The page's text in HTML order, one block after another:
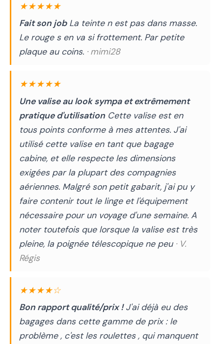
★★★★★
Fait son jobLa teinte n est pas dans masse.
Le rouge s en va si frottement. Par petite
plaque au coins. · mimi28
★★★★★
Une valise au look sympa et extrêmement
pratique d'utilisation Cette valise est en
tous points conforme à mes attentes. J'ai
utilisé cette valise en tant que bagage
cabine, et elle respecte les dimensions
exigées par la plupart des compagnies
aériennes. Malgré son petit gabarit, j'ai pu y
faire contenir tout le linge et l'équipement
nécessaire pour un voyage d'une semaine. A
noter toutefois que lorsque la valise est très
pleine, la poignée télescopique ne peu · V.
Régis
★★★★☆
Bon rapport qualité/prix !J'ai déjà eu des
bagages dans cette gamme de prix : le
problème , c'est les roulettes , qui manquent